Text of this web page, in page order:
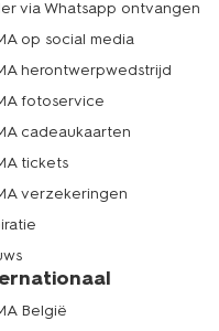
via Whatsapp ontvangen
op social media
herontwerpwedstrijd
fotoservice
cadeaukaarten
tickets
verzekeringen
België